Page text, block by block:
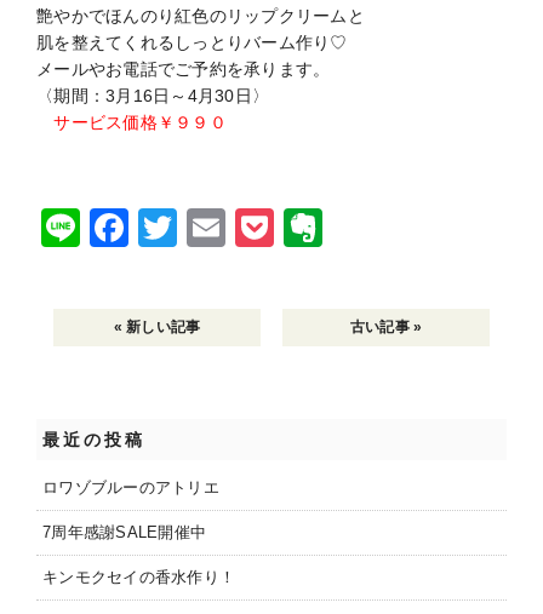
艶やかでほんのり紅色のリップクリームと
肌を整えてくれるしっとりバーム作り♡
メールやお電話でご予約を承ります。
〈期間：3月16日～4月30日〉
サービス価格￥９９０
Li
F
e
o
o
k
T
er
E
P
« 新しい記事 古い記事 »
最近の投稿
ロワゾブルーのアトリエ
7周年感謝SALE開催中
キンモクセイの香水作り！